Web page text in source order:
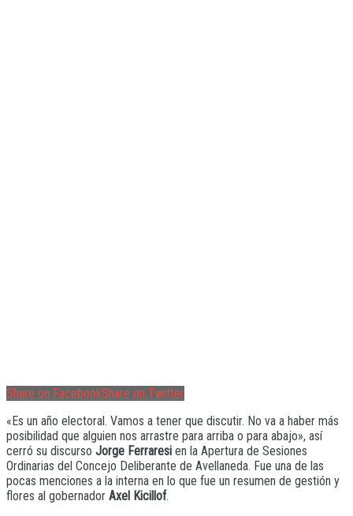
Share on FacebookShare on Twitter
«Es un año electoral. Vamos a tener que discutir. No va a haber más
posibilidad que alguien nos arrastre para arriba o para abajo», así
cerró su discurso Jorge Ferraresi en la Apertura de Sesiones
Ordinarias del Concejo Deliberante de Avellaneda. Fue una de las
pocas menciones a la interna en lo que fue un resumen de gestión y
flores al gobernador Axel Kicillof.